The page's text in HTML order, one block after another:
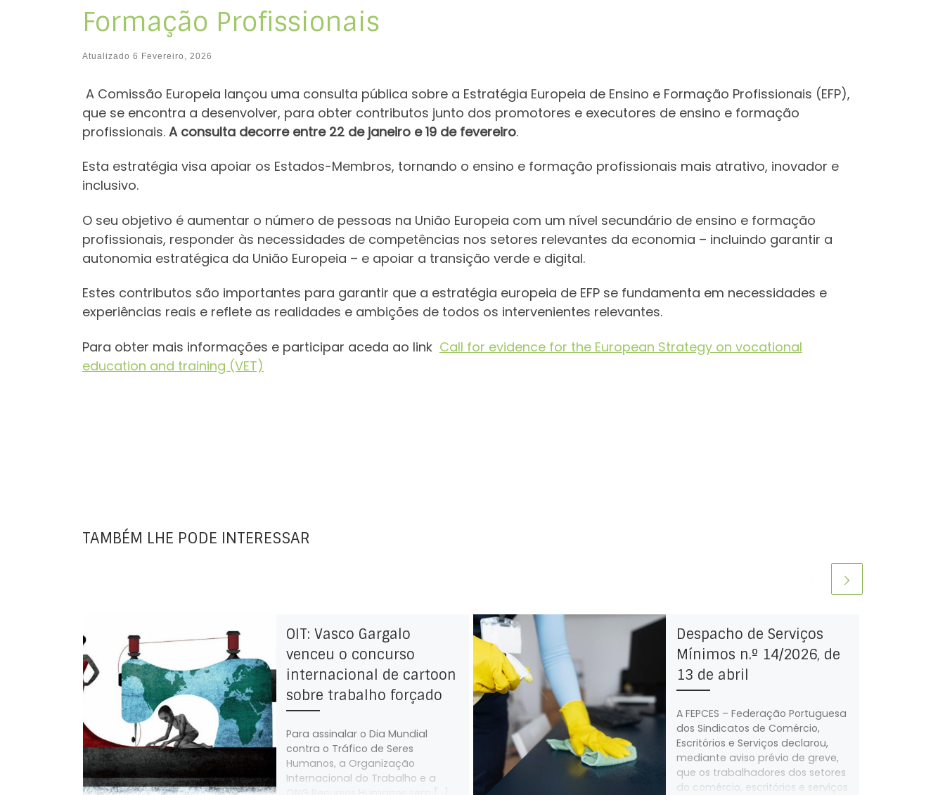
Formação Profissionais
Atualizado 6 Fevereiro, 2026
A Comissão Europeia lançou uma consulta pública sobre a Estratégia Europeia de Ensino e Formação Profissionais (EFP),
que se encontra a desenvolver, para obter contributos junto dos promotores e executores de ensino e formação
profissionais. A consulta decorre entre 22 de janeiro e 19 de fevereiro.
Esta estratégia visa apoiar os Estados-Membros, tornando o ensino e formação profissionais mais atrativo, inovador e
inclusivo.
O seu objetivo é aumentar o número de pessoas na União Europeia com um nível secundário de ensino e formação
profissionais, responder às necessidades de competências nos setores relevantes da economia – incluindo garantir a
autonomia estratégica da União Europeia – e apoiar a transição verde e digital.
Estes contributos são importantes para garantir que a estratégia europeia de EFP se fundamenta em necessidades e
experiências reais e reflete as realidades e ambições de todos os intervenientes relevantes.
Para obter mais informações e participar aceda ao link Call for evidence for the European Strategy on vocational
education and training (VET)
TAMBÉM LHE PODE INTERESSAR
OIT: Vasco Gargalo
venceu o concurso
internacional de cartoon
sobre trabalho forçado
Para assinalar o Dia Mundial
contra o Tráfico de Seres
Humanos, a Organização
Internacional do Trabalho e a
Despacho de Serviços
Mínimos n.º 14/2026, de
13 de abril
A FEPCES – Federação Portuguesa
dos Sindicatos de Comércio,
Escritórios e Serviços declarou,
mediante aviso prévio de greve,
que os trabalhadores dos setores
do comércio, escritórios e serviços